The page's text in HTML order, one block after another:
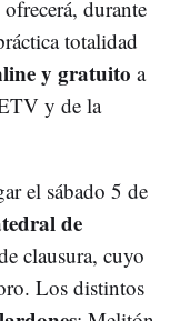
durante
totalidad
y gratuito a
y de la
el sábado 5 de
de
clausura, cuyo
Los distintos